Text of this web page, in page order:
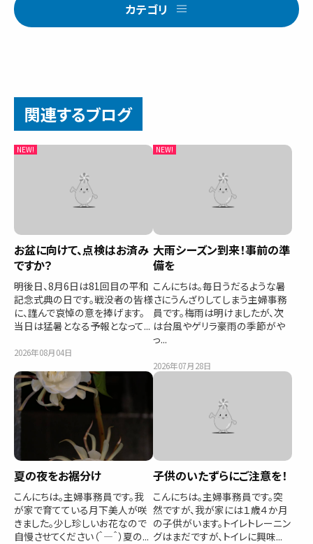
カテゴリ
関連するブログ
お盆に向けて、点検はお済み
ですか？
明後日、8月6日は81回目の平和
記念式典の日です。戦没者の皆様
に、謹んで哀悼の意を捧げます。
当日は猛暑となる予報となって...
2026年08月04日
大雨シーズン到来！事前の準
備を
こんにちは。毎日うだるような暑
さにうんざりしてしまう主婦事務
員です。梅雨は明けましたが、次
は台風やゲリラ豪雨の季節がや
っ...
2026年07月28日
夏の夜をお裾分け
こんにちは。主婦事務員です。我
が家で育てている月下美人が咲
きました。少し珍しいお花なので
自慢させてください（＾―＾）夏の...
子供のいたずらにご注意を！
こんにちは。主婦事務員です。突
然ですが、我が家には１歳４か月
の子供がいます。トイレトレーニン
グはまだですが、トイレに興味...